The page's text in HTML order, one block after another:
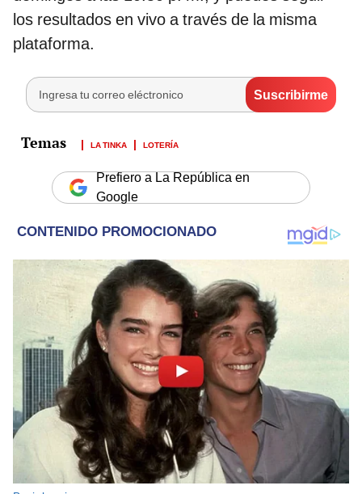
los resultados en vivo a través de la misma
plataforma.
LA TINKA LOTERÍA
Prefiero a La República en
Google